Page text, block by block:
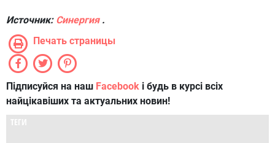
Источник: Синергия.
Печать страницы
Підписуйся на наш Facebook і будь в курсі всіх
найцікавіших та актуальних новин!
ТЕГИ